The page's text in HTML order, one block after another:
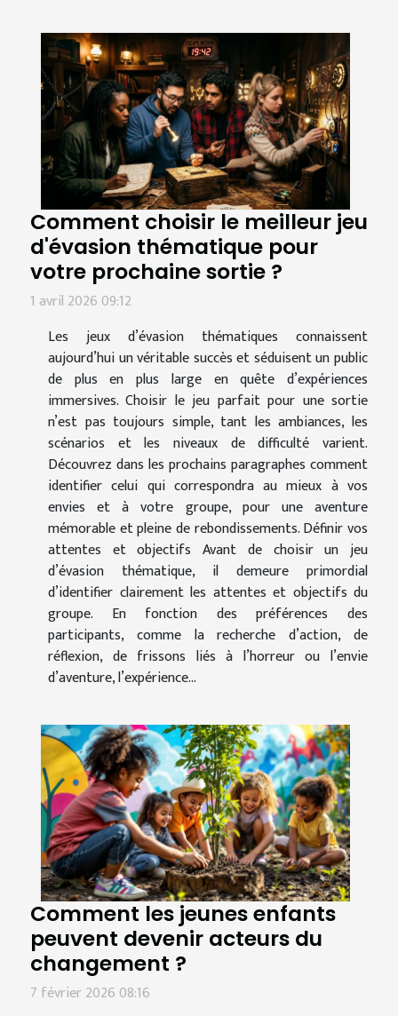
Comment choisir le meilleur jeu
d'évasion thématique pour
votre prochaine sortie ?
1 avril 2026 09:12
Les jeux d’évasion thématiques connaissent
aujourd’hui un véritable succès et séduisent un public
de plus en plus large en quête d’expériences
immersives. Choisir le jeu parfait pour une sortie
n’est pas toujours simple, tant les ambiances, les
scénarios et les niveaux de difficulté varient.
Découvrez dans les prochains paragraphes comment
identifier celui qui correspondra au mieux à vos
envies et à votre groupe, pour une aventure
mémorable et pleine de rebondissements. Définir vos
attentes et objectifs Avant de choisir un jeu
d’évasion thématique, il demeure primordial
d’identifier clairement les attentes et objectifs du
groupe. En fonction des préférences des
participants, comme la recherche d’action, de
réflexion, de frissons liés à l’horreur ou l’envie
d’aventure, l’expérience...
Comment les jeunes enfants
peuvent devenir acteurs du
changement ?
7 février 2026 08:16